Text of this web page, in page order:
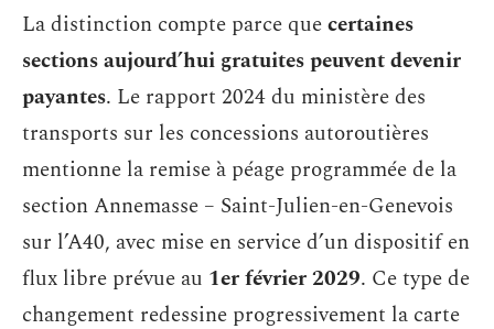
La distinction compte parce quecertaines
sections aujourd’hui gratuites peuvent devenir
payantes. Le rapport 2024 du ministère des
transports sur les concessions autoroutières
mentionne la remise à péage programmée de la
section Annemasse – Saint-Julien-en-Genevois
sur l’A40, avec mise en service d’un dispositif en
flux libre prévue au 1er février 2029. Ce type de
changement redessine progressivement la carte